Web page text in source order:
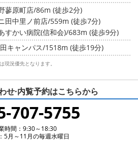
蓼原町店/86m (徒歩2分)
田中里ノ前店/559m (徒歩7分)
すかい病院(信和会)/683m (徒歩9分)
キャンパス/1518m (徒歩19分)
現況優先となります。
せ·内覧予約はこちらから
707-5755
時間：9:30～18:30
5月～11月の毎週水曜日